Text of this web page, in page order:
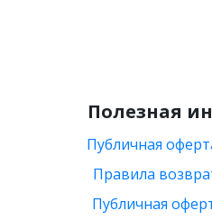
Полезная
Публичная
Правила
Публичная